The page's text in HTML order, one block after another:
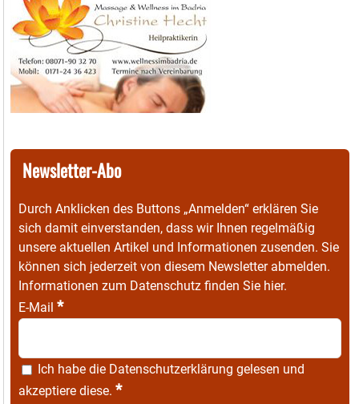
Newsletter-Abo
Durch Anklicken des Buttons „Anmelden“ erklären Sie
sich damit einverstanden, dass wir Ihnen regelmäßig
unsere aktuellen Artikel und Informationen zusenden. Sie
können sich jederzeit von diesem Newsletter abmelden.
Informationen zum Datenschutz finden Sie hier.
E-Mail *
Ich habe die Datenschutzerklärung gelesen und
akzeptiere diese. *